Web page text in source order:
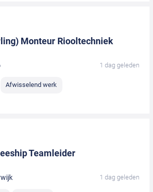
Monteur Riooltechniek
1 dag geleden
Afwisselend werk
Teamleider
1 dag geleden